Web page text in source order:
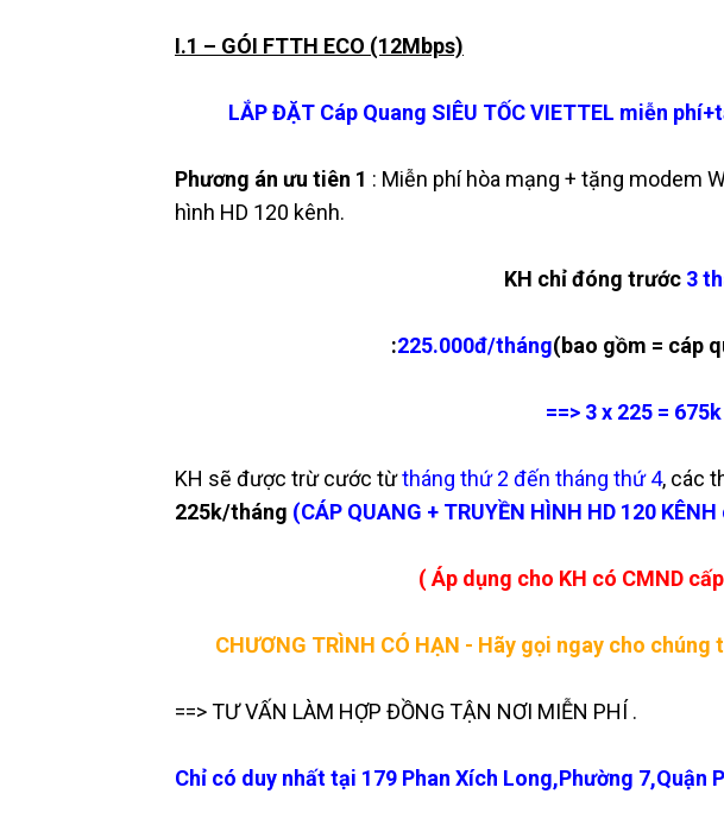
I.1 – GÓI FTTH ECO (12Mbps)
LẮP ĐẶT Cáp Quang SIÊU TỐC VIETTEL miễn
Phương án ưu tiên 1 : Miễn phí hòa mạng + tặng modem
hình HD 120 kênh.
KH chỉ đóng trước 3
:225.000đ/tháng(bao gồm = cáp
==> 3 x 225 = 675k
KH sẽ được trừ cước từtháng thứ 2 đến tháng thứ 4, các
225k/tháng (CÁP QUANG + TRUYỀN HÌNH HD 120
( Áp dụng cho KH có CMND
CHƯƠNG TRÌNH CÓ HẠN - Hãy gọi ngay cho
==> TƯ VẤN LÀM HỢP ĐỒNG TẬN NƠI MIỄN PHÍ .
Chỉ có duy nhất tại 179 Phan Xích Long,Phường 7,Quận